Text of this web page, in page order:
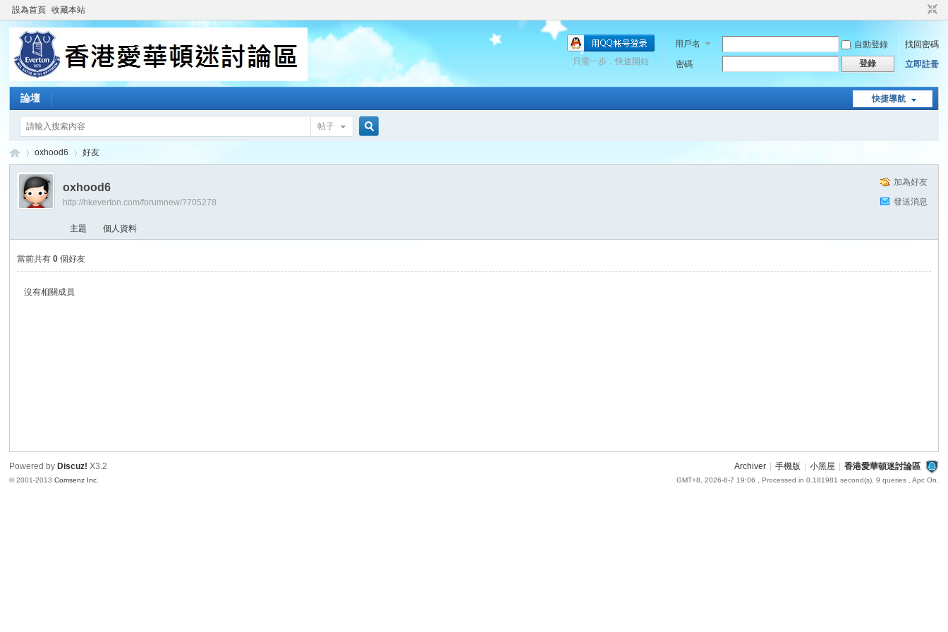
設為首頁 收藏本站
用戶名 自動登錄
找回密碼
密碼
登錄 立即註冊
只需一步，快速開始
快捷導航
論壇
帖子
›
oxhood6 好友
加為好友
發送消息
oxhood6
http://hkeverton.com/forumnew/?705278
主題 個人資料
當前共有0 個好友
沒有相關成員
Archiver 手機版 小黑屋 香港愛華頓迷討論區
GMT+8, 2026-8-7 19:06 , Processed in 0.181981 second(s), 9 queries , Apc On.
Powered by Discuz! X3.2
© 2001-2013Comsenz Inc.